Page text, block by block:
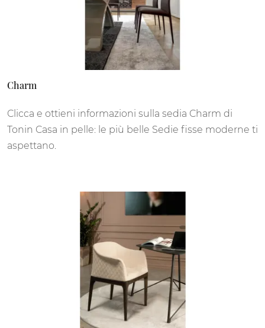
Charm
Clicca e ottieni informazioni sulla sedia Charm di
Tonin Casa in pelle: le più belle Sedie fisse moderne ti
aspettano.